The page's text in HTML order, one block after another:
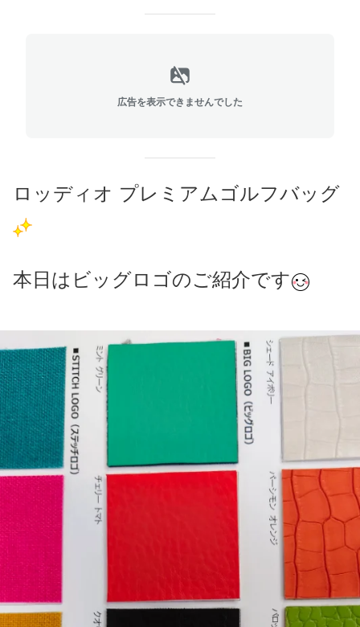
広告を表示できませんでした
ロッディオ プレミアムゴルフバッグ
本日はビッグロゴのご紹介です